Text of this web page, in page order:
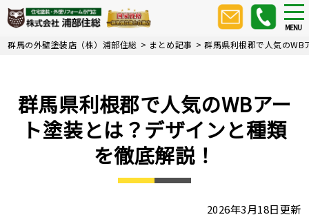
Skip
to
content
MENU
群馬の外壁塗装店（株）浦部住総 > まとめ記事 >群馬県利根郡で人気のWB
群馬県利根郡で人気のWBアー
ト塗装とは？デザインと種類
を徹底解説！
2026年3月18日更新